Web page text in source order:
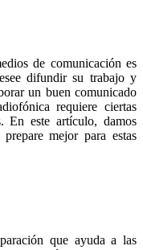
de comunicación es
difundir su trabajo y
un buen comunicado
requiere ciertas
En este artículo, damos
mejor para estas
que ayuda a las